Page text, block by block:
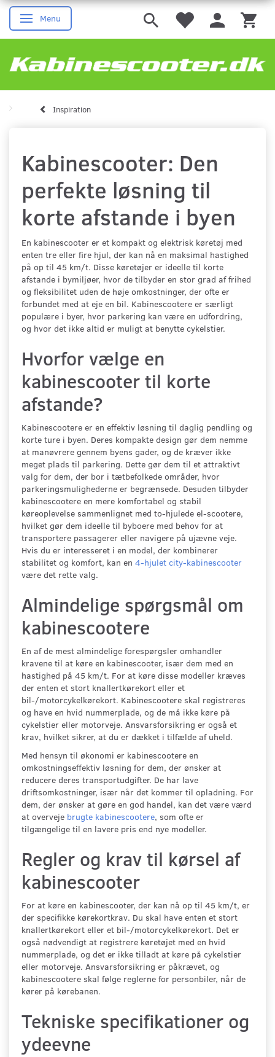
Skifte navigation
Menu
Inspiration
Kabinescooter: Den
perfekte løsning til
korte afstande i byen
En kabinescooter er et kompakt og elektrisk køretøj med
enten tre eller fire hjul, der kan nå en maksimal hastighed
på op til 45 km/t. Disse køretøjer er ideelle til korte
afstande i bymiljøer, hvor de tilbyder en stor grad af frihed
og fleksibilitet uden de høje omkostninger, der ofte er
forbundet med at eje en bil. Kabinescootere er særligt
populære i byer, hvor parkering kan være en udfordring,
og hvor det ikke altid er muligt at benytte cykelstier.
Hvorfor vælge en
kabinescooter til korte
afstande?
Kabinescootere er en effektiv løsning til daglig pendling og
korte ture i byen. Deres kompakte design gør dem nemme
at manøvrere gennem byens gader, og de kræver ikke
meget plads til parkering. Dette gør dem til et attraktivt
valg for dem, der bor i tætbefolkede områder, hvor
parkeringsmulighederne er begrænsede. Desuden tilbyder
kabinescootere en mere komfortabel og stabil
køreoplevelse sammenlignet med to-hjulede el-scootere,
hvilket gør dem ideelle til byboere med behov for at
transportere passagerer eller navigere på ujævne veje.
Hvis du er interesseret i en model, der kombinerer
stabilitet og komfort, kan en 4-hjulet city-kabinescooter
være det rette valg.
Almindelige spørgsmål om
kabinescootere
En af de mest almindelige forespørgsler omhandler
kravene til at køre en kabinescooter, især dem med en
hastighed på 45 km/t. For at køre disse modeller kræves
der enten et stort knallertkørekort eller et
bil-/motorcykelkørekort. Kabinescootere skal registreres
og have en hvid nummerplade, og de må ikke køre på
cykelstier eller motorveje. Ansvarsforsikring er også et
krav, hvilket sikrer, at du er dækket i tilfælde af uheld.
Med hensyn til økonomi er kabinescootere en
omkostningseffektiv løsning for dem, der ønsker at
reducere deres transportudgifter. De har lave
driftsomkostninger, især når det kommer til opladning. For
dem, der ønsker at gøre en god handel, kan det være værd
at overveje brugte kabinescootere, som ofte er
tilgængelige til en lavere pris end nye modeller.
Regler og krav til kørsel af
kabinescooter
For at køre en kabinescooter, der kan nå op til 45 km/t, er
der specifikke kørekortkrav. Du skal have enten et stort
knallertkørekort eller et bil-/motorcykelkørekort. Det er
også nødvendigt at registrere køretøjet med en hvid
nummerplade, og det er ikke tilladt at køre på cykelstier
eller motorveje. Ansvarsforsikring er påkrævet, og
kabinescootere skal følge reglerne for personbiler, når de
kører på kørebanen.
Tekniske specifikationer og
ydeevne